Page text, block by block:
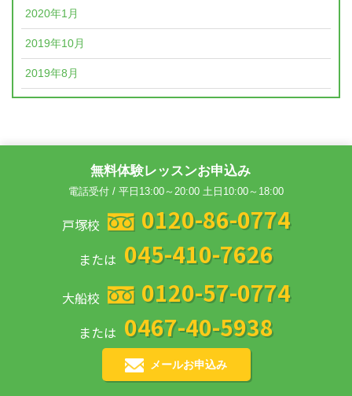
2020年1月
2019年10月
2019年8月
無料体験レッスンお申込み
電話受付 / 平日13:00～20:00 土日10:00～18:00
戸塚校 0120-86-0774
または 045-410-7626
大船校 0120-57-0774
または 0467-40-5938
メールお申込み